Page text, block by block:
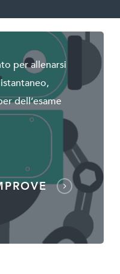
per allenarsi
dell’esame